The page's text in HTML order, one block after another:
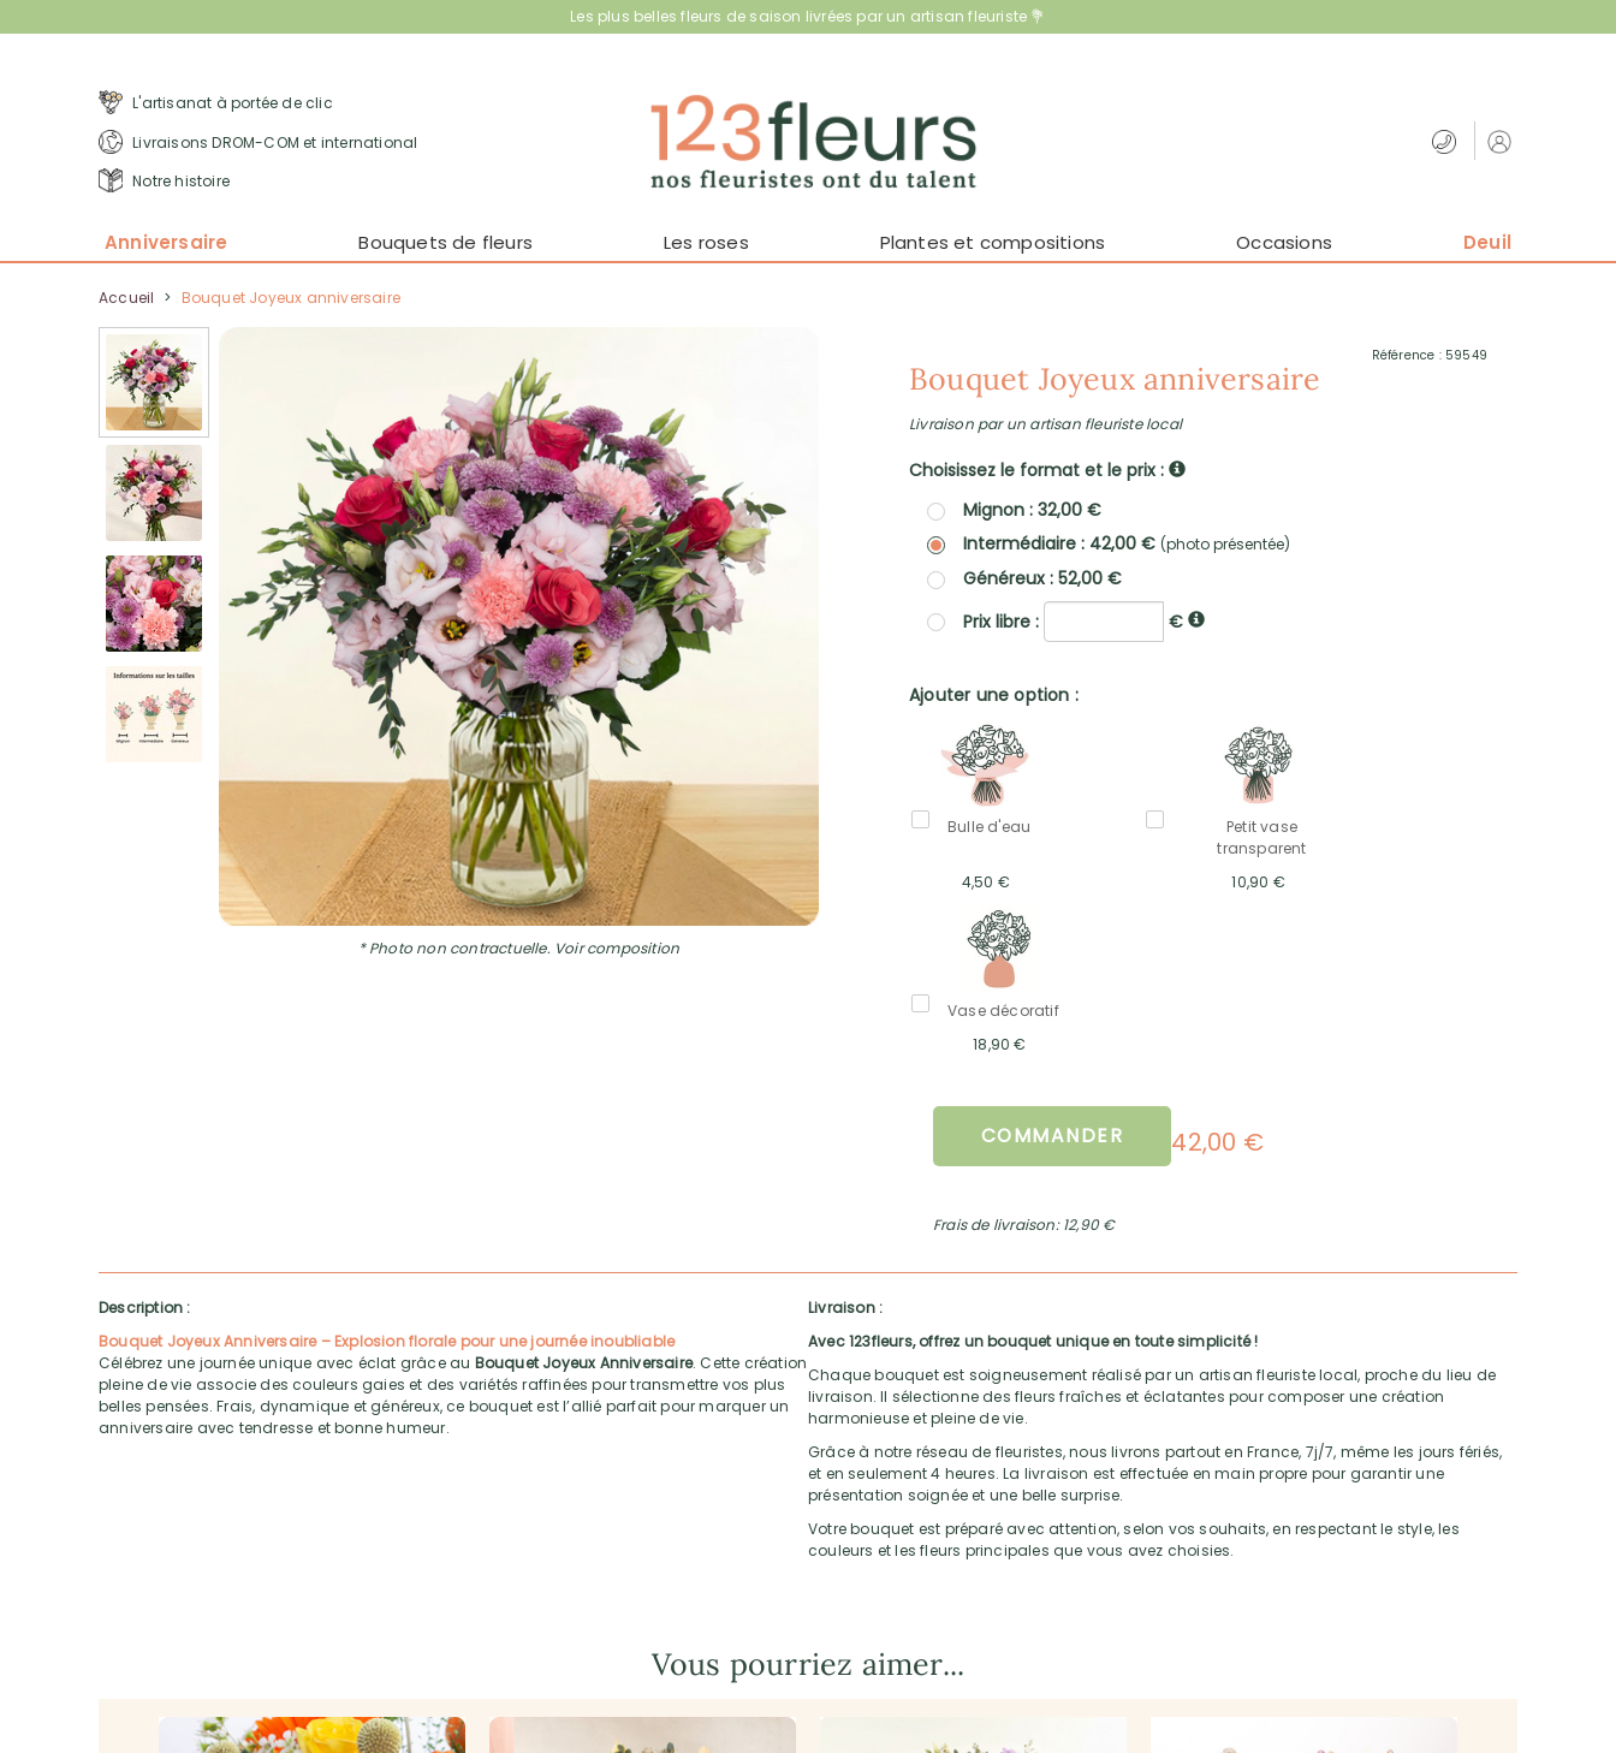
Les plus belles fleurs de saison livrées par un artisan fleuriste 💐
L'artisanat à portée de clic
Livraisons DROM-COM et international
Notre histoire
Anniversaire Bouquets de fleurs Les roses Plantes et compositions Occasions Deuil
Accueil > Bouquet Joyeux anniversaire
* Photo non contractuelle. Voir composition
Référence : 59549
Bouquet Joyeux anniversaire
Livraison par un artisan fleuriste local
Choisissez le format et le prix :
Mignon : 32,00 €
Intermédiaire : 42,00 € (photo présentée)
Généreux : 52,00 €
Prix libre :
€
Ajouter une option :
Bulle d'eau
4,50 €
Petit vase
transparent
10,90 €
Vase décoratif
18,90 €
COMMANDER 42,00 €
Frais de livraison: 12,90 €
Description :
Bouquet Joyeux Anniversaire – Explosion florale pour une journée inoubliable
Célébrez une journée unique avec éclat grâce au Bouquet Joyeux Anniversaire. Cette création
pleine de vie associe des couleurs gaies et des variétés raffinées pour transmettre vos plus
belles pensées. Frais, dynamique et généreux, ce bouquet est l’allié parfait pour marquer un
anniversaire avec tendresse et bonne humeur.
Livraison :
Avec 123fleurs, offrez un bouquet unique en toute simplicité !
Chaque bouquet est soigneusement réalisé par un artisan fleuriste local, proche du lieu de
livraison. Il sélectionne des fleurs fraîches et éclatantes pour composer une création
harmonieuse et pleine de vie.
Grâce à notre réseau de fleuristes, nous livrons partout en France, 7j/7, même les jours fériés,
et en seulement 4 heures. La livraison est effectuée en main propre pour garantir une
présentation soignée et une belle surprise.
Votre bouquet est préparé avec attention, selon vos souhaits, en respectant le style, les
couleurs et les fleurs principales que vous avez choisies.
Vous pourriez aimer...